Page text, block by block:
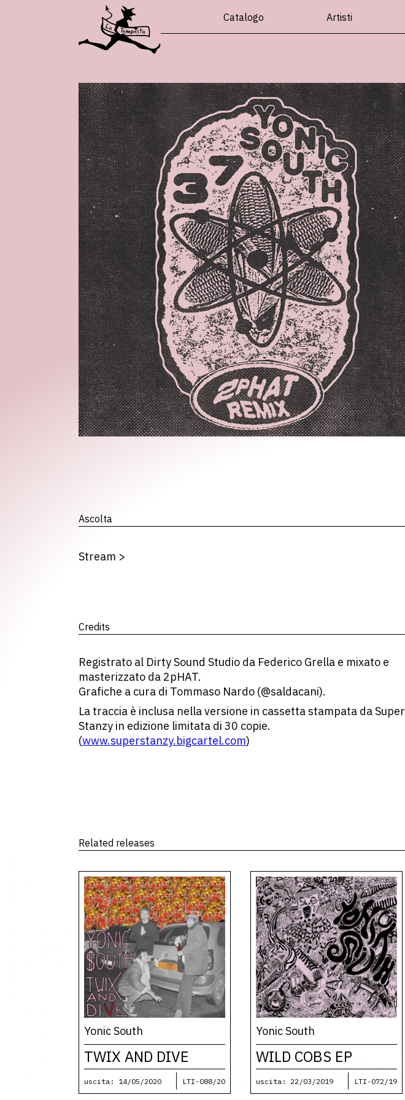
Catalogo Artisti
Ascolta
Stream >
Credits
Registrato al Dirty Sound Studio da Federico Grella e mixato e
masterizzato da 2pHAT.
Grafiche a cura di Tommaso Nardo (@saldacani).
La traccia è inclusa nella versione in cassetta stampata da Super
Stanzy in edizione limitata di 30 copie.
(www.superstanzy.bigcartel.com)
Related releases
Yonic South
TWIX AND DIVE
uscita: 14/05/2020 LTI-088/20
Yonic South
WILD COBS EP
uscita: 22/03/2019 LTI-072/19